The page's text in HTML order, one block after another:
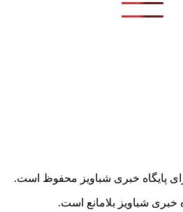
پایگاه خبری شباویز محفوظ است.
خبری شباویز بلامانع است.